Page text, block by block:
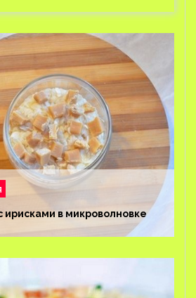
ирисками в микроволновке